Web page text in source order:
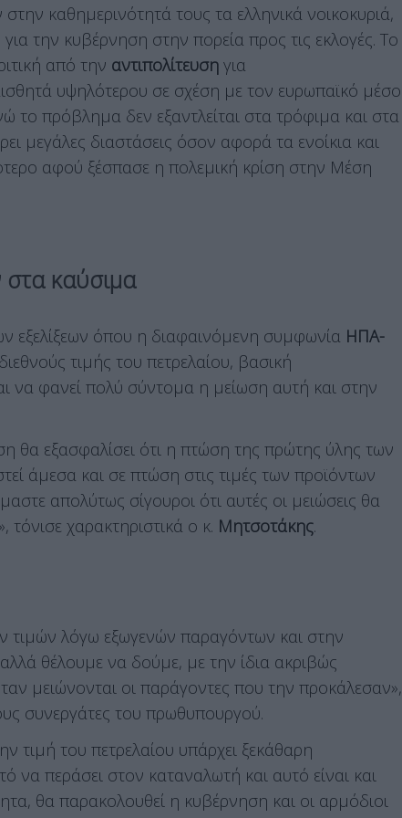
καθημερινότητά τους τα ελληνικά νοικοκυριά,
την κυβέρνηση στην πορεία προς τις εκλογές. Το
από την αντιπολίτευση για
υψηλότερου σε σχέση με τον ευρωπαϊκό μέσο
το πρόβλημα δεν εξαντλείται στα τρόφιμα και στα
μεγάλες διαστάσεις όσον αφορά τα ενοίκια και
αφού ξέσπασε η πολεμική κρίση στην Μέση
στα καύσιμα
εξελίξεων όπου η διαφαινόμενη συμφωνία ΗΠΑ-
τιμής του πετρελαίου, βασική
να φανεί πολύ σύντομα η μείωση αυτή και στην
θα εξασφαλίσει ότι η πτώση της πρώτης ύλης των
άμεσα και σε πτώση στις τιμές των προϊόντων
απολύτως σίγουροι ότι αυτές οι μειώσεις θα
χαρακτηριστικά ο κ. Μητσοτάκης.
τιμών λόγω εξωγενών παραγόντων και στην
θέλουμε να δούμε, με την ίδια ακριβώς
μειώνονται οι παράγοντες που την προκάλεσαν»,
συνεργάτες του πρωθυπουργού.
τιμή του πετρελαίου υπάρχει ξεκάθαρη
να περάσει στον καταναλωτή και αυτό είναι και
θα παρακολουθεί η κυβέρνηση και οι αρμόδιοι